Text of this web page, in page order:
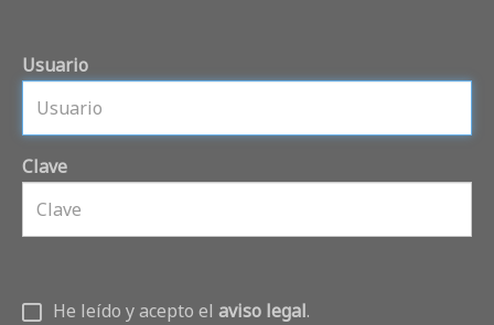
Usuario
Clave
He leído y acepto el aviso legal.